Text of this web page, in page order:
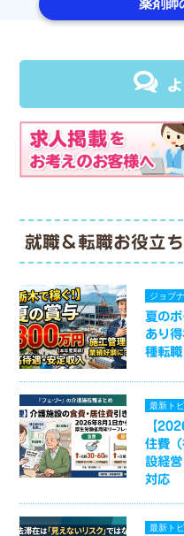
薬剤師
就職＆転職お役立
ジョブ
夏の
あり
種転
最新ト
【
住費
設経
対応
最新ト